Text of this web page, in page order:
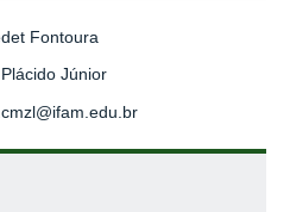
Fontoura
Júnior